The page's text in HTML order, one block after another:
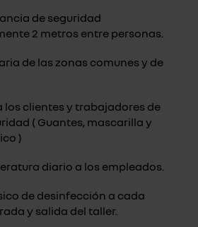
de seguridad
2 metros entre personas.
de las zonas comunes y de
los clientes y trabajadores de
( Guantes, mascarilla y
)
diario a los empleados.
de desinfección a cada
y salida del taller.